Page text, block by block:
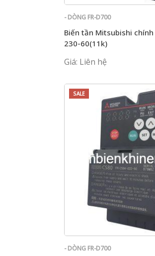
- DÒNG FR-D700
Biến tần Mitsubishi chính
230-60(11k)
Giá: Liên hệ
SALE
- DÒNG FR-D700